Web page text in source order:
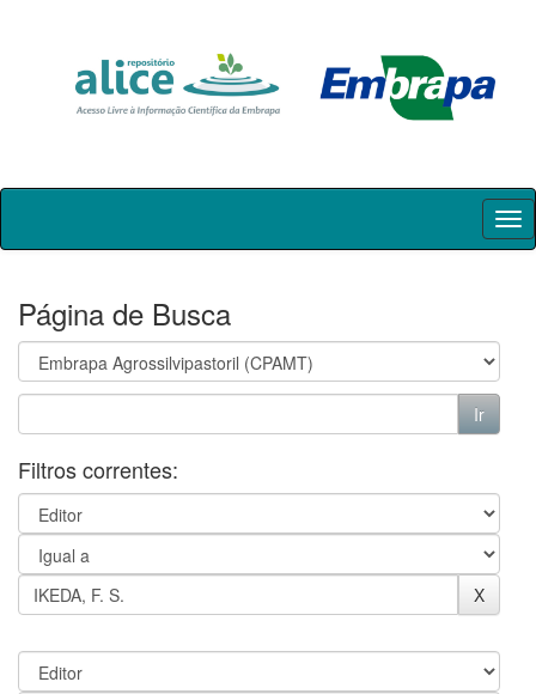
Skip
Página de Busca
Filtros correntes: